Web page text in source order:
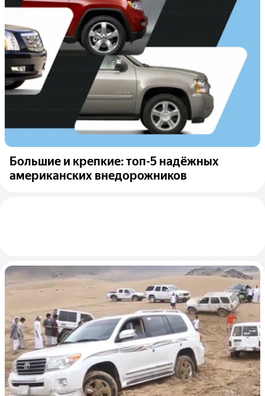
Большие и крепкие: топ-5 надёжных
американских внедорожников